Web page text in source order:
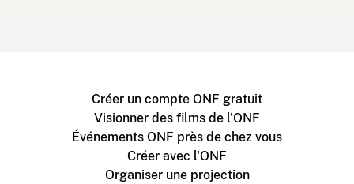
Créer un compte ONF gratuit
Visionner des films de l'ONF
Événements ONF près de chez vous
Créer avec l'ONF
Organiser une projection